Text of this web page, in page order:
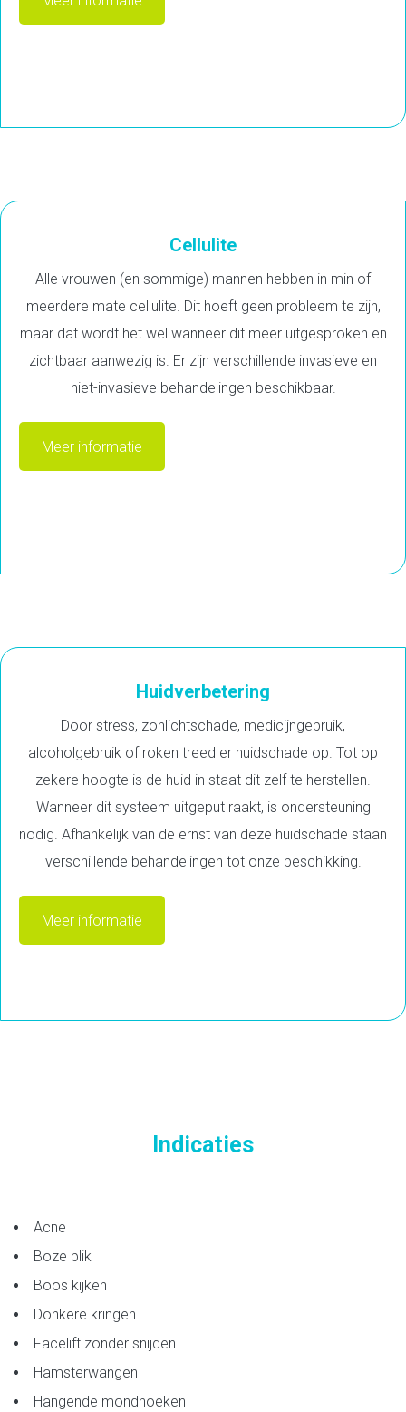
Cellulite
Alle vrouwen (en sommige) mannen hebben in min of
meerdere mate cellulite. Dit hoeft geen probleem te zijn,
maar dat wordt het wel wanneer dit meer uitgesproken en
zichtbaar aanwezig is. Er zijn verschillende invasieve en
niet-invasieve behandelingen beschikbaar.
Meer informatie
Huidverbetering
Door stress, zonlichtschade, medicijngebruik,
alcoholgebruik of roken treed er huidschade op. Tot op
zekere hoogte is de huid in staat dit zelf te herstellen.
Wanneer dit systeem uitgeput raakt, is ondersteuning
nodig. Afhankelijk van de ernst van deze huidschade staan
verschillende behandelingen tot onze beschikking.
Meer informatie
Indicaties
Acne
Boze blik
Boos kijken
Donkere kringen
Facelift zonder snijden
Hamsterwangen
Hangende mondhoeken